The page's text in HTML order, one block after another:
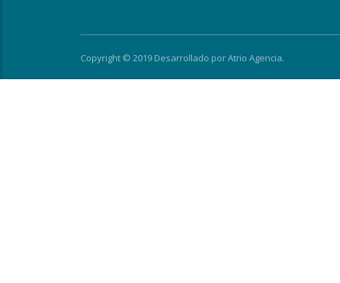
Copyright © 2019 Desarrollado porAtrio Agencia.